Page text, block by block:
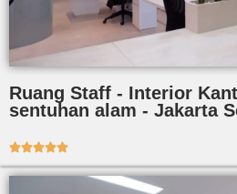
Ruang Staff - Interior
sentuhan alam - Jakarta
